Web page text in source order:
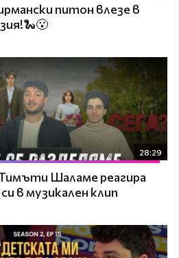
питон влезе в
28:29
Шаламе реагира
в музикален клип